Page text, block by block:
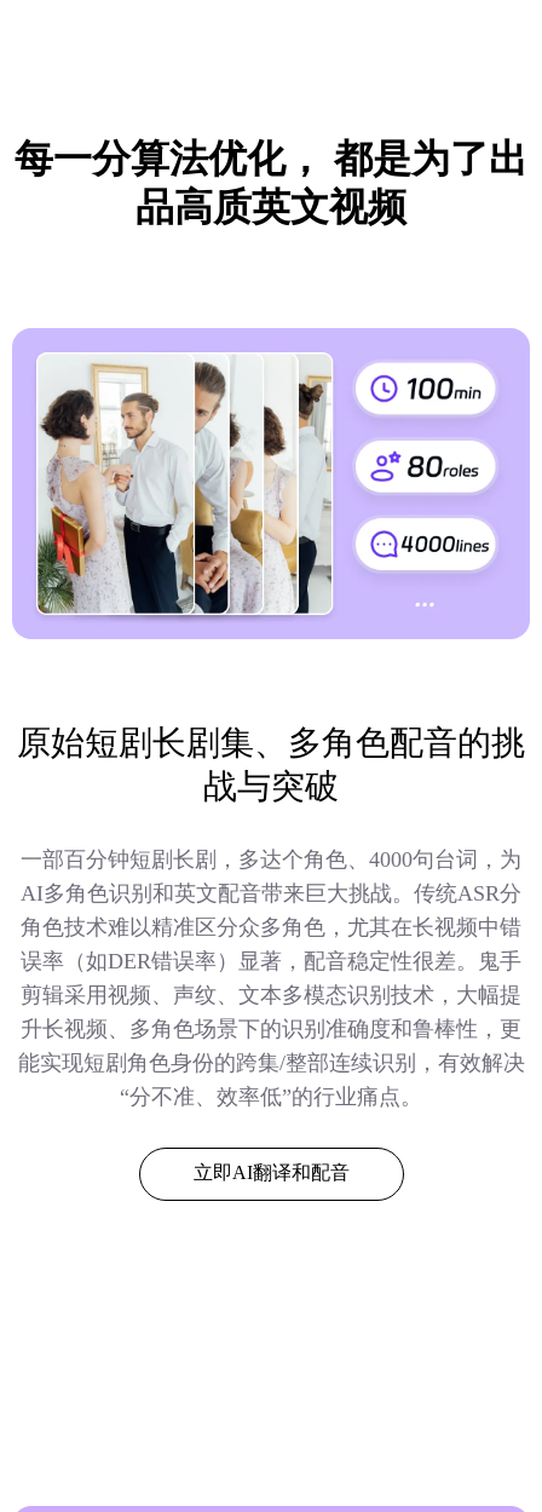
每一分算法优化， 都是为了出
品高质英文视频
原始短剧长剧集、多角色配音的挑
战与突破
一部百分钟短剧长剧，多达个角色、4000句台词，为
AI多角色识别和英文配音带来巨大挑战。传统ASR分
角色技术难以精准区分众多角色，尤其在长视频中错
误率（如DER错误率）显著，配音稳定性很差。鬼手
剪辑采用视频、声纹、文本多模态识别技术，大幅提
升长视频、多角色场景下的识别准确度和鲁棒性，更
能实现短剧角色身份的跨集/整部连续识别，有效解决
“分不准、效率低”的行业痛点。
立即AI翻译和配音